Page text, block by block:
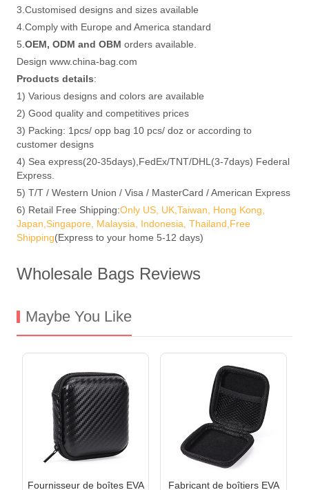
3.Customised designs and sizes available
4.Comply with Europe and America standard
5. OEM, ODM and OBM orders available.
Design www.china-bag.com
Products details:
1) Various designs and colors are available
2) Good quality and competitives prices
3) Packing: 1pcs/ opp bag 10 pcs/ doz or according to
customer designs
4) Sea express(20-35days),FedEx/TNT/DHL(3-7days) Federal
Express.
5) T/T / Western Union / Visa / MasterCard / American Express
6) Retail Free Shipping:Only US, UK,Taiwan, Hong Kong,
Japan,Singapore, Malaysia, Indonesia, Thailand,Free
Shipping(Express to your home 5-12 days)
Wholesale Bags Reviews
Maybe You Like
Fournisseur de boîtes EVA
Fabricant de boîtiers EVA